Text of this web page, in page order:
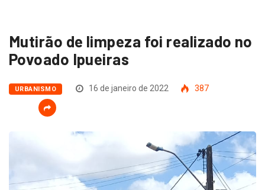
Mutirão de limpeza foi realizado no
Povoado Ipueiras
URBANISMO 16 de janeiro de 2022 387